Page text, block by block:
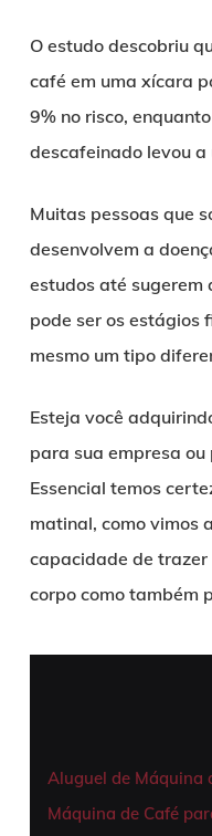
O estudo descobriu
café em uma xícara
9% no risco,
descafeinado levou a
Muitas pessoas que
desenvolvem a
estudos até sugerem
pode ser os estágios
mesmo um tipo
Esteja você
para sua empresa ou
Essencial temos
matinal, como vimos
capacidade de trazer
corpo como também
Aluguel de Máquina
Máquina de Café